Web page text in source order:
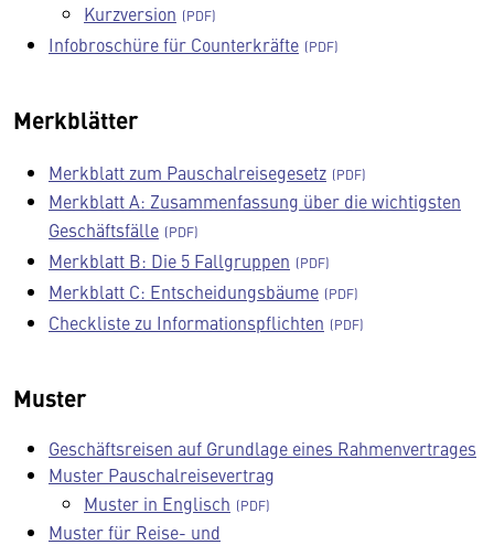
Kurzversion
Infobroschüre für Counterkräfte
Merkblätter
Merkblatt zum Pauschalreisegesetz
Merkblatt A: Zusammenfassung über die wichtigsten
Geschäftsfälle
Merkblatt B: Die 5 Fallgruppen
Merkblatt C: Entscheidungsbäume
Checkliste zu Informationspflichten
Muster
Geschäftsreisen auf Grundlage eines Rahmenvertrages
Muster Pauschalreisevertrag
Muster in Englisch
Muster für Reise- und